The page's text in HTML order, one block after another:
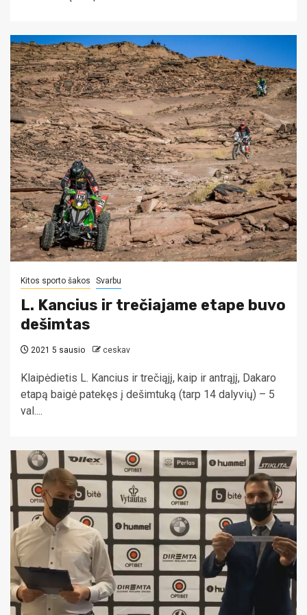
Kitos sporto šakos Svarbu
L. Kancius ir trečiajame etape buvo
dešimtas
2021 5 sausio ceskav
Klaipėdietis L. Kancius ir trečiąjį, kaip ir antrąjį, Dakaro
etapą baigė patekęs į dešimtuką (tarp 14 dalyvių) – 5
val....